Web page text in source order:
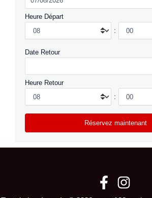
Heure Départ
:
Date Retour
Heure Retour
: